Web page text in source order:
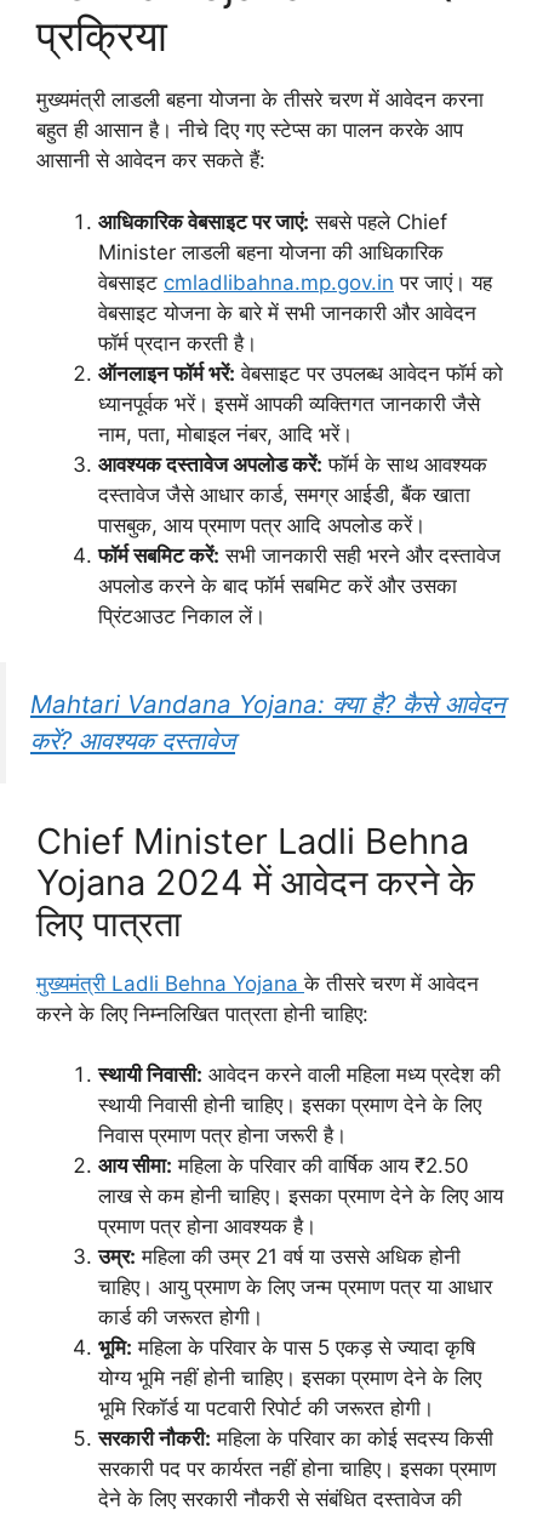
प्रक्रिया
मुख्यमंत्री लाडली बहना योजना के तीसरे चरण में आवेदन करना
बहुत ही आसान है। नीचे दिए गए स्टेप्स का पालन करके आप
आसानी से आवेदन कर सकते हैं:
आधिकारिक वेबसाइट पर जाएं: सबसे पहले Chief
Minister लाडली बहना योजना की आधिकारिक
वेबसाइट cmladlibahna.mp.gov.in पर जाएं। यह
वेबसाइट योजना के बारे में सभी जानकारी और आवेदन
फॉर्म प्रदान करती है।
ऑनलाइन फॉर्म भरें: वेबसाइट पर उपलब्ध आवेदन फॉर्म को
ध्यानपूर्वक भरें। इसमें आपकी व्यक्तिगत जानकारी जैसे
नाम, पता, मोबाइल नंबर, आदि भरें।
आवश्यक दस्तावेज अपलोड करें: फॉर्म के साथ आवश्यक
दस्तावेज जैसे आधार कार्ड, समग्र आईडी, बैंक खाता
पासबुक, आय प्रमाण पत्र आदि अपलोड करें।
फॉर्म सबमिट करें: सभी जानकारी सही भरने और दस्तावेज
अपलोड करने के बाद फॉर्म सबमिट करें और उसका
प्रिंटआउट निकाल लें।
Mahtari Vandana Yojana: क्या है? कैसे आवेदन
करें? आवश्यक दस्तावेज
Chief Minister Ladli Behna
Yojana 2024 में आवेदन करने के
लिए पात्रता
मुख्यमंत्री Ladli Behna Yojanaके तीसरे चरण में आवेदन
करने के लिए निम्नलिखित पात्रता होनी चाहिए:
स्थायी निवासी: आवेदन करने वाली महिला मध्य प्रदेश की
स्थायी निवासी होनी चाहिए। इसका प्रमाण देने के लिए
निवास प्रमाण पत्र होना जरूरी है।
आय सीमा: महिला के परिवार की वार्षिक आय ₹2.50
लाख से कम होनी चाहिए। इसका प्रमाण देने के लिए आय
प्रमाण पत्र होना आवश्यक है।
उम्र: महिला की उम्र 21 वर्ष या उससे अधिक होनी
चाहिए। आयु प्रमाण के लिए जन्म प्रमाण पत्र या आधार
कार्ड की जरूरत होगी।
भूमि: महिला के परिवार के पास 5 एकड़ से ज्यादा कृषि
योग्य भूमि नहीं होनी चाहिए। इसका प्रमाण देने के लिए
भूमि रिकॉर्ड या पटवारी रिपोर्ट की जरूरत होगी।
सरकारी नौकरी: महिला के परिवार का कोई सदस्य किसी
सरकारी पद पर कार्यरत नहीं होना चाहिए। इसका प्रमाण
देने के लिए सरकारी नौकरी से संबंधित दस्तावेज की